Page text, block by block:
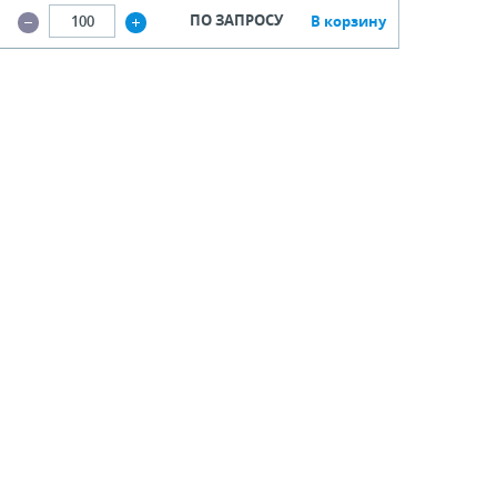
ПО ЗАПРОСУ В корзину